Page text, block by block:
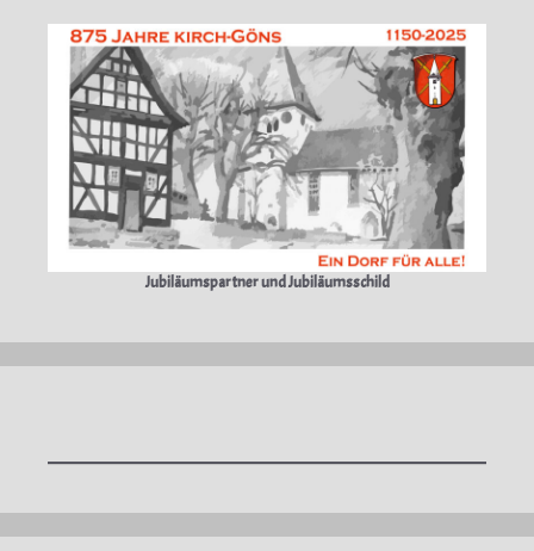
Jubiläumspartner und Jubiläumsschild